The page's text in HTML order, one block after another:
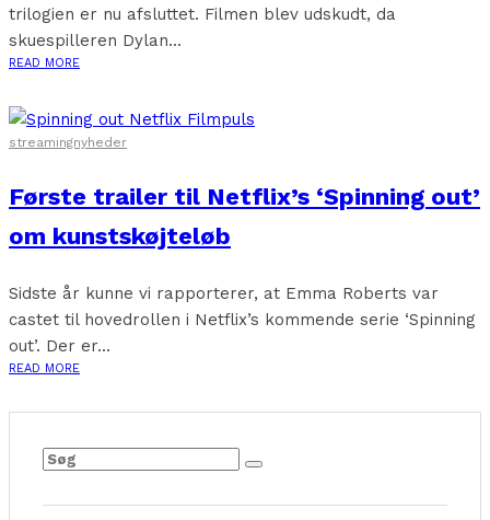
trilogien er nu afsluttet. Filmen blev udskudt, da
skuespilleren Dylan...
READ MORE
streamingnyheder
Første trailer til Netflix’s ‘Spinning out’
om kunstskøjteløb
Sidste år kunne vi rapporterer, at Emma Roberts var
castet til hovedrollen i Netflix’s kommende serie ‘Spinning
out’. Der er...
READ MORE